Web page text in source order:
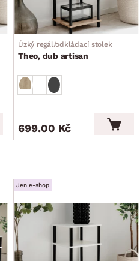
Úzký regál/odkládací stolek
Theo, dub artisan
699.00 Kč
Jen e-shop